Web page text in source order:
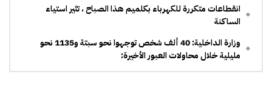
انقطاعات متكررة للكهرباء بكلميم هذا الصباح ، تثير استياء
الساكنة
وزارة الداخلية: 40 ألف شخص توجهوا نحو سبتة و1135 نحو
مليلية خلال محاولات العبور الأخيرة: